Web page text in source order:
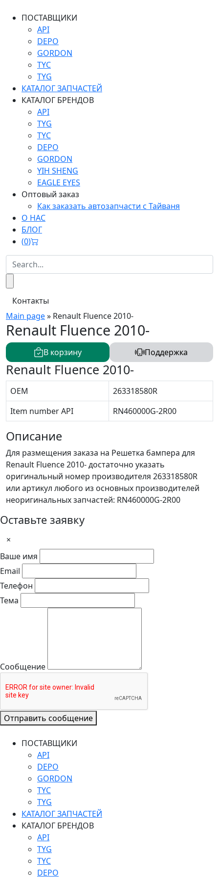
ПОСТАВЩИКИ
API
DEPO
GORDON
TYC
TYG
КАТАЛОГ ЗАПЧАСТЕЙ
КАТАЛОГ БРЕНДОВ
API
TYG
TYC
DEPO
GORDON
YIH SHENG
EAGLE EYES
Оптовый заказ
Как заказать автозапчасти с Тайваня
О НАС
БЛОГ
(0)
Контакты
Main page» Renault Fluence 2010-
Renault Fluence 2010-
В корзину Поддержка
Renault Fluence 2010-
OEM
263318580R
Item number API
RN460000G-2R00
Описание
Для размещения заказа на Решетка бампера для
Renault Fluence 2010- достаточно указать
оригинальный номер производителя 263318580R
или артикул любого из основных производителей
неоригинальных запчастей: RN460000G-2R00
Оставьте заявку
×
Ваше имя
Email
Телефон
Тема
Сообщение
Отправить сообщение
ПОСТАВЩИКИ
API
DEPO
GORDON
TYC
TYG
КАТАЛОГ ЗАПЧАСТЕЙ
КАТАЛОГ БРЕНДОВ
API
TYG
TYC
DEPO